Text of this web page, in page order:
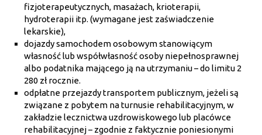
fizjoterapeutycznych, masażach, krioterapii,
hydroterapii itp. (wymagane jest zaświadczenie
lekarskie),
dojazdy samochodem osobowym stanowiącym
własność lub współwłasność osoby niepełnosprawnej
albo podatnika mającego ją na utrzymaniu – do limitu 2
280 zł rocznie.
odpłatne przejazdy transportem publicznym, jeżeli są
związane z pobytem na turnusie rehabilitacyjnym, w
zakładzie lecznictwa uzdrowiskowego lub placówce
rehabilitacyjnej – zgodnie z faktycznie poniesionymi